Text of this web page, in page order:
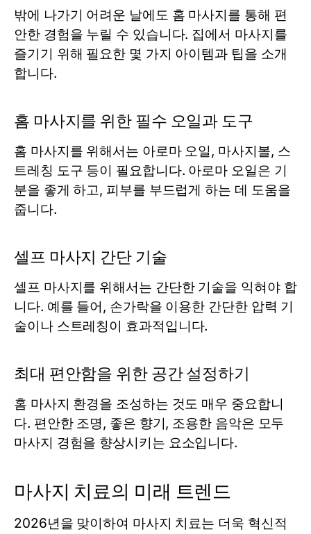
밖에 나가기 어려운 날에도 홈 마사지를 통해 편
안한 경험을 누릴 수 있습니다. 집에서 마사지를
즐기기 위해 필요한 몇 가지 아이템과 팁을 소개
합니다.
홈 마사지를 위한 필수 오일과 도구
홈 마사지를 위해서는 아로마 오일, 마사지볼, 스
트레칭 도구 등이 필요합니다. 아로마 오일은 기
분을 좋게 하고, 피부를 부드럽게 하는 데 도움을
줍니다.
셀프 마사지 간단 기술
셀프 마사지를 위해서는 간단한 기술을 익혀야 합
니다. 예를 들어, 손가락을 이용한 간단한 압력 기
술이나 스트레칭이 효과적입니다.
최대 편안함을 위한 공간 설정하기
홈 마사지 환경을 조성하는 것도 매우 중요합니
다. 편안한 조명, 좋은 향기, 조용한 음악은 모두
마사지 경험을 향상시키는 요소입니다.
마사지 치료의 미래 트렌드
2026년을 맞이하여 마사지 치료는 더욱 혁신적